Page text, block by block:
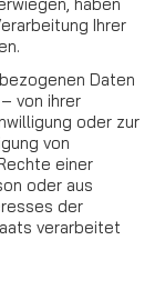
Ihrer
Daten
von ihrer
oder zur
von
einer
oder aus
der
verarbeitet